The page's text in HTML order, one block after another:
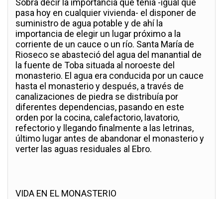
Sobra decir la importancia que tenía -igual que
pasa hoy en cualquier vivienda- el disponer de
suministro de agua potable y de ahí la
importancia de elegir un lugar próximo a la
corriente de un cauce o un río. Santa María de
Rioseco se abasteció del agua del manantial de
la fuente de Toba situada al noroeste del
monasterio. El agua era conducida por un cauce
hasta el monasterio y después, a través de
canalizaciones de piedra se distribuía por
diferentes dependencias, pasando en este
orden por la cocina, calefactorio, lavatorio,
refectorio y llegando finalmente a las letrinas,
último lugar antes de abandonar el monasterio y
verter las aguas residuales al Ebro.
VIDA EN EL MONASTERIO